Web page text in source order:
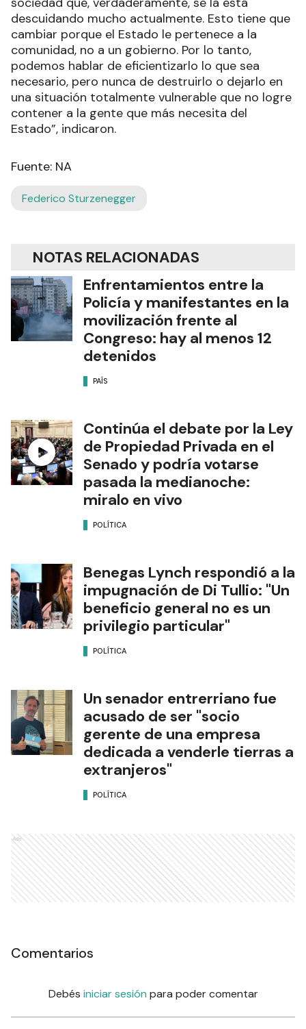
descuidando mucho actualmente. Esto tiene que
cambiar porque el Estado le pertenece a la
comunidad, no a un gobierno. Por lo tanto,
podemos hablar de eficientizarlo lo que sea
necesario, pero nunca de destruirlo o dejarlo en
una situación totalmente vulnerable que no logre
contener a la gente que más necesita del
Estado”, indicaron.
Fuente: NA
Federico Sturzenegger
NOTAS RELACIONADAS
Enfrentamientos entre la
Policía y manifestantes en la
movilización frente al
Congreso: hay al menos 12
detenidos
PAÍS
Continúa el debate por la Ley
de Propiedad Privada en el
Senado y podría votarse
pasada la medianoche:
miralo en vivo
POLÍTICA
Benegas Lynch respondió a la
impugnación de Di Tullio: "Un
beneficio general no es un
privilegio particular"
POLÍTICA
Un senador entrerriano fue
acusado de ser "socio
gerente de una empresa
dedicada a venderle tierras a
extranjeros"
POLÍTICA
Ads
Comentarios
Debés iniciar sesión para poder comentar